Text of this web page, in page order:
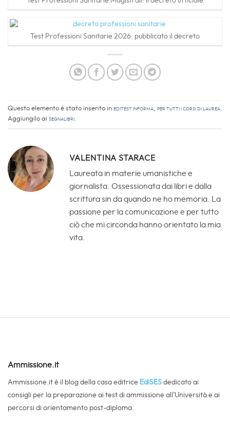
Test Professioni Sanitarie 2026: pubblicato il decreto
Questo elemento è stato inserito in EdiTEST informa, Per tutti i corsi di laurea.
Aggiungilo ai segnalibri.
VALENTINA STARACE
Laureata in materie umanistiche e
giornalista. Ossessionata dai libri e dalla
scrittura sin da quando ne ho memoria. La
passione per la comunicazione e per tutto
ciò che mi circonda hanno orientato la mia
vita.
Ammissione.it
Ammissione.it è il blog della casa editrice EdiSES dedicato ai
consigli per la preparazione ai test di ammissione all’Università e ai
percorsi di orientamento post-diploma.